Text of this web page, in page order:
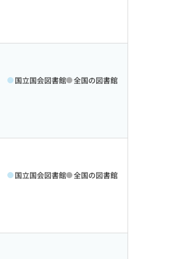
国立国会図書館 全国の図書館
国立国会図書館 全国の図書館